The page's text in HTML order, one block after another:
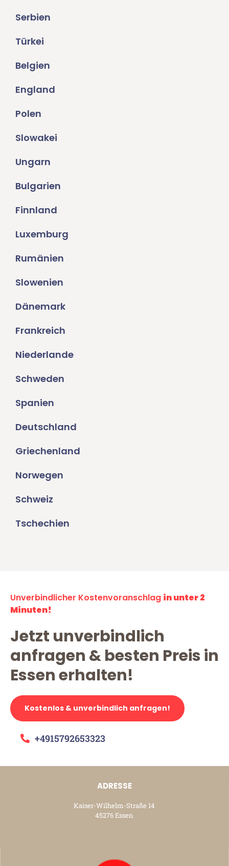
Serbien
Türkei
Belgien
England
Polen
Slowakei
Ungarn
Bulgarien
Finnland
Luxemburg
Rumänien
Slowenien
Dänemark
Frankreich
Niederlande
Schweden
Spanien
Deutschland
Griechenland
Norwegen
Schweiz
Tschechien
Unverbindlicher Kostenvoranschlag in unter 2
Minuten!
Jetzt unverbindlich
anfragen & besten Preis in
Essen erhalten!
Kostenlos & unverbindlich anfragen!
+4915792653323
ADRESSE
Kaiser-Wilhelm-Straße 14
45276 Essen